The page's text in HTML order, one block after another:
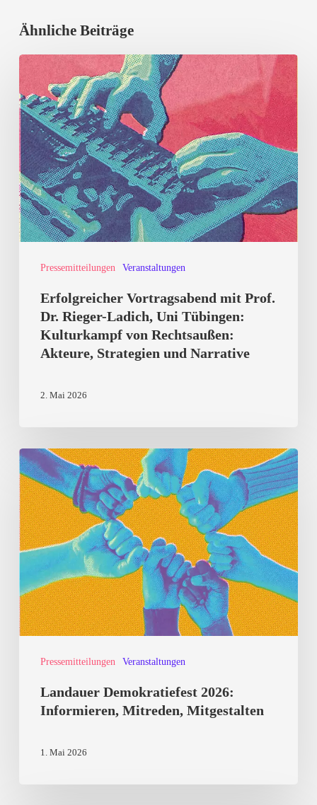
Ähnliche Beiträge
Pressemitteilungen Veranstaltungen
Erfolgreicher
Vortragsabend
mit
Prof.
Dr.
Rieger-
Ladich,
Uni
Tübingen:
Kulturkampf
Rechtsaußen:
Akteure,
Strategien
Erfolgreicher Vortragsabend mit Prof.
Dr. Rieger-Ladich, Uni Tübingen:
Kulturkampf von Rechtsaußen:
Akteure, Strategien und Narrative
2. Mai 2026
Pressemitteilungen Veranstaltungen
Landauer
Demokratiefest
2026:
Informieren,
Mitreden,
Mitgestalten
Landauer Demokratiefest 2026:
Informieren, Mitreden, Mitgestalten
1. Mai 2026